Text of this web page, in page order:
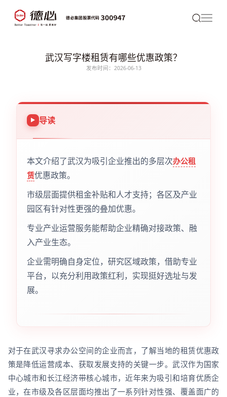
武汉写字楼租赁有哪些优惠政策？
发布时间：2026-06-13
导读
本文介绍了武汉为吸引企业推出的多层次办公租
赁优惠政策。
市级层面提供租金补贴和人才支持；各区及产业
园区有针对性更强的叠加优惠。
专业产业运营服务能帮助企业精确对接政策、融
入产业生态。
企业需明确自身定位，研究区域政策，借助专业
平台，以充分利用政策红利，实现挺好选址与发
展。
对于在武汉寻求办公空间的企业而言，了解当地的租赁优惠政
策是降低运营成本、获取发展支持的关键一步。武汉作为国家
中心城市和长江经济带核心城市，近年来为吸引和培育优质企
业，在市级及各区层面均推出了一系列针对性强、覆盖面广的